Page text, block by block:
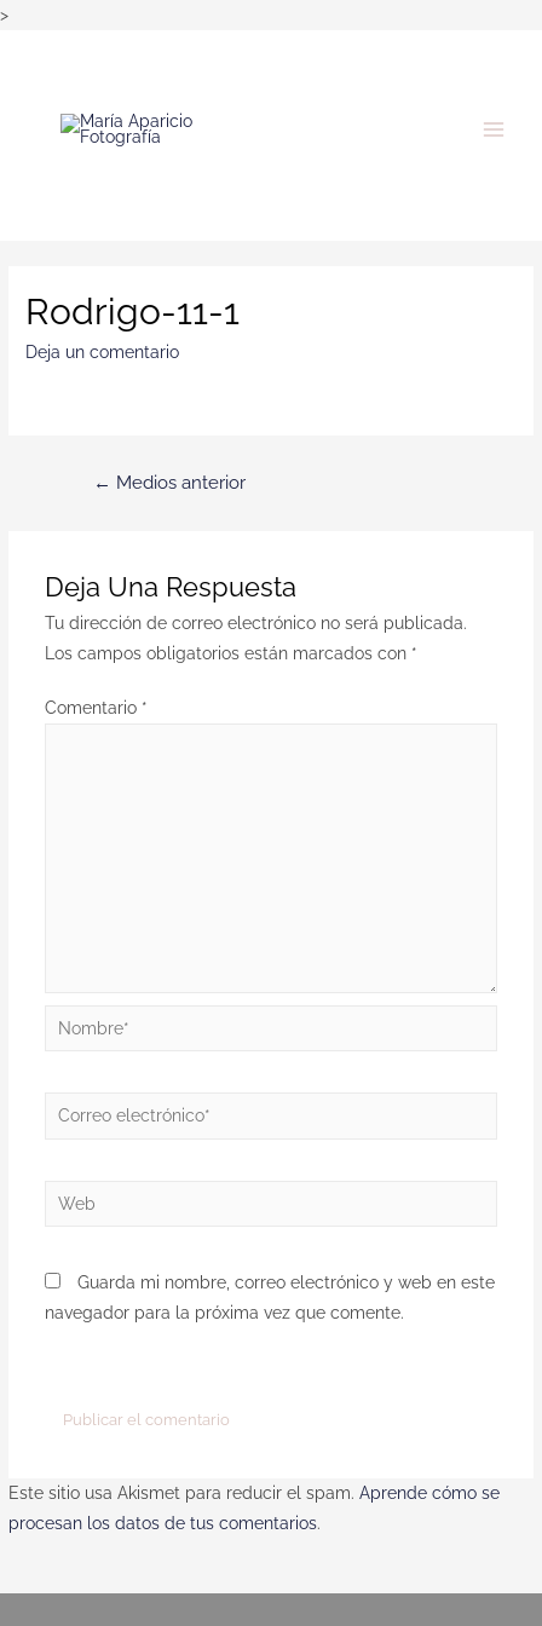
>
Rodrigo-11-1
Deja un comentario
← Medios anterior
Deja Una Respuesta
Tu dirección de correo electrónico no será publicada.
Los campos obligatorios están marcados con *
Comentario *
Guarda mi nombre, correo electrónico y web en este
navegador para la próxima vez que comente.
Este sitio usa Akismet para reducir el spam.Aprende cómo se
procesan los datos de tus comentarios.